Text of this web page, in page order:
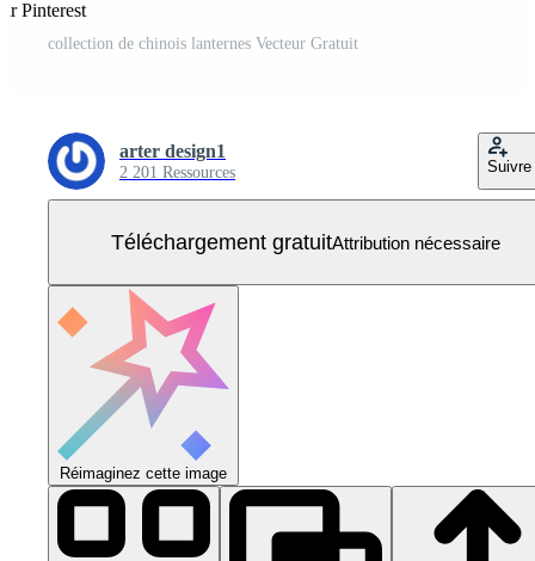
Pinterest
collection de chinois lanternes Vecteur Gratuit
arter design1
2 201 Ressources Suivre
Téléchargement gratuitAttribution nécessaire
Réimaginez cette image